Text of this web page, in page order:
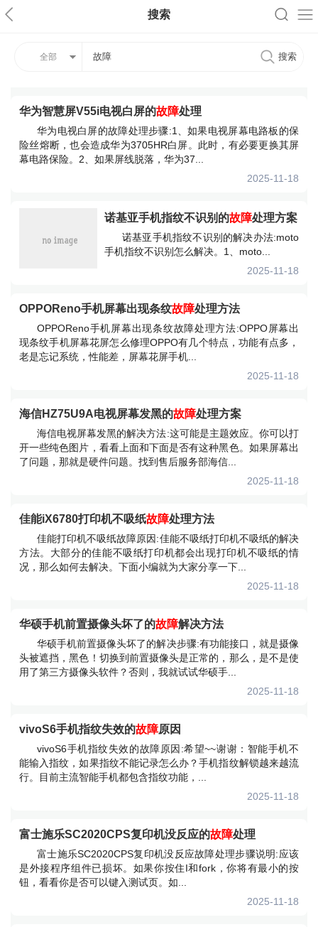
搜索
全部
华为智慧屏V55i电视白屏的故障处理
华为电视白屏的故障处理步骤:1、如果电视屏幕电路板的保
险丝熔断，也会造成华为3705HR白屏。此时，有必要更换其屏
幕电路保险。2、如果屏线脱落，华为37...
2025-11-18
诺基亚手机指纹不识别的故障处理方案
诺基亚手机指纹不识别的解决办法:moto
手机指纹不识别怎么解决。1、moto...
2025-11-18
OPPOReno手机屏幕出现条纹故障处理方法
OPPOReno手机屏幕出现条纹故障处理方法:OPPO屏幕出
现条纹手机屏幕花屏怎么修理OPPO有几个特点，功能有点多，
老是忘记系统，性能差，屏幕花屏手机...
2025-11-18
海信HZ75U9A电视屏幕发黑的故障处理方案
海信电视屏幕发黑的解决方法:这可能是主题效应。你可以打
开一些纯色图片，看看上面和下面是否有这种黑色。如果屏幕出
了问题，那就是硬件问题。找到售后服务部海信...
2025-11-18
佳能iX6780打印机不吸纸故障处理方法
佳能打印机不吸纸故障原因:佳能不吸纸打印机不吸纸的解决
方法。大部分的佳能不吸纸打印机都会出现打印机不吸纸的情
况，那么如何去解决。下面小编就为大家分享一下...
2025-11-18
华硕手机前置摄像头坏了的故障解决方法
华硕手机前置摄像头坏了的解决步骤:有功能接口，就是摄像
头被遮挡，黑色！切换到前置摄像头是正常的，那么，是不是使
用了第三方摄像头软件？否则，我就试试华硕手...
2025-11-18
vivoS6手机指纹失效的故障原因
vivoS6手机指纹失效的故障原因:希望~~谢谢：智能手机不
能输入指纹，如果指纹不能记录怎么办？手机指纹解锁越来越流
行。目前主流智能手机都包含指纹功能，...
2025-11-18
富士施乐SC2020CPS复印机没反应的故障处理
富士施乐SC2020CPS复印机没反应故障处理步骤说明:应该
是外接程序组件已损坏。如果你按住I和fork，你将有最小的按
钮，看看你是否可以键入测试页。如...
2025-11-18